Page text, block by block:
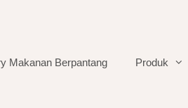
Makanan Berpantang Produk